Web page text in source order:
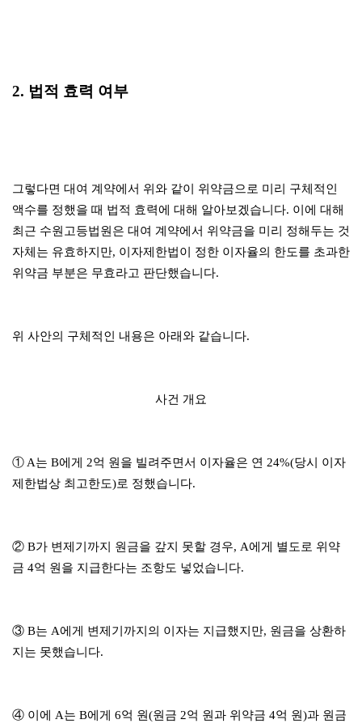
2. 법적 효력 여부
그렇다면 대여 계약에서 위와 같이 위약금으로 미리 구체적인
액수를 정했을 때 법적 효력에 대해 알아보겠습니다. 이에 대해
최근 수원고등법원은 대여 계약에서 위약금을 미리 정해두는 것
자체는 유효하지만, 이자제한법이 정한 이자율의 한도를 초과한
위약금 부분은 무효라고 판단했습니다.
위 사안의 구체적인 내용은 아래와 같습니다.
사건 개요
① A는 B에게 2억 원을 빌려주면서 이자율은 연 24%(당시 이자
제한법상 최고한도)로 정했습니다.
② B가 변제기까지 원금을 갚지 못할 경우, A에게 별도로 위약
금 4억 원을 지급한다는 조항도 넣었습니다.
③ B는 A에게 변제기까지의 이자는 지급했지만, 원금을 상환하
지는 못했습니다.
④ 이에 A는 B에게 6억 원(원금 2억 원과 위약금 4억 원)과 원금